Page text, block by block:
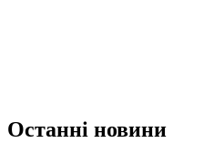
Останні новини